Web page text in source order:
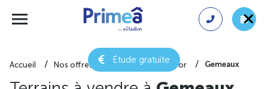
Étude gratuite
Accueil Nos offres de terrain Côte-d'or Gemeaux